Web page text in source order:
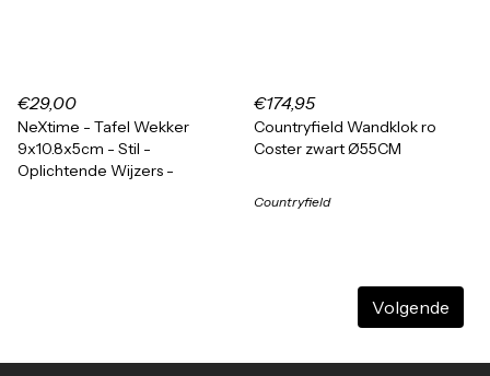
€29,00
NeXtime - Tafel Wekker
9x10.8x5cm - Stil -
Oplichtende Wijzers -
€174,95
Countryfield Wandklok ro
Coster zwart Ø55CM
Countryfield
Volgende